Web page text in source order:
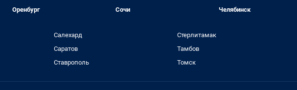
Оренбург
Сочи
Челябинск
Салехард
Саратов
Ставрополь
Стерлитамак
Тамбов
Томск